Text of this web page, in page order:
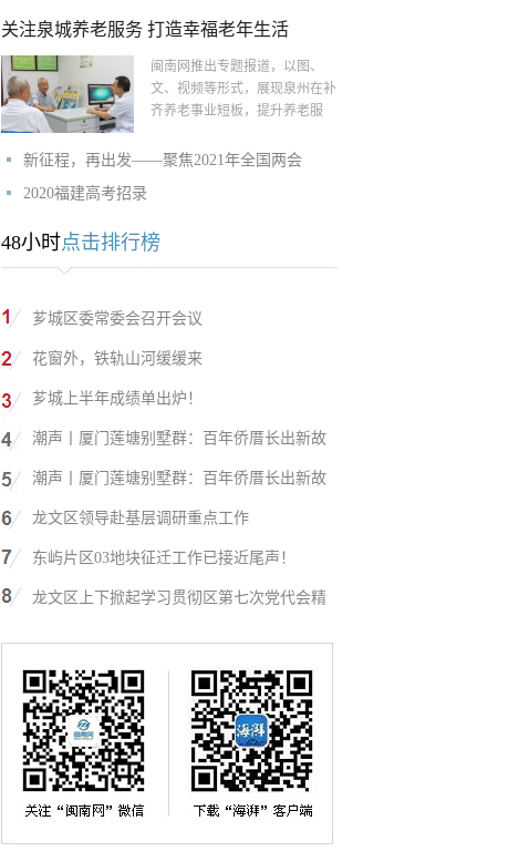
关注泉城养老服务 打造幸福老年生活
闽南网推出专题报道，以图、
文、视频等形式，展现泉州在补
齐养老事业短板，提升养老服
新征程，再出发——聚焦2021年全国两会
2020福建高考招录
48小时点击排行榜
芗城区委常委会召开会议
花窗外，铁轨山河缓缓来
芗城上半年成绩单出炉！
潮声丨厦门莲塘别墅群：百年侨厝长出新故
潮声丨厦门莲塘别墅群：百年侨厝长出新故
龙文区领导赴基层调研重点工作
东屿片区03地块征迁工作已接近尾声！
龙文区上下掀起学习贯彻区第七次党代会精